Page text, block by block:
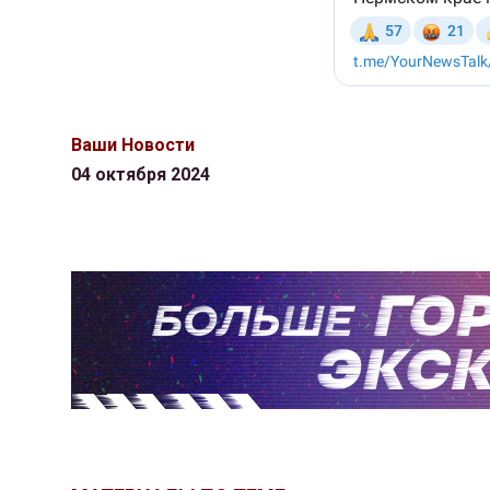
Ваши Новости
04 октября 2024